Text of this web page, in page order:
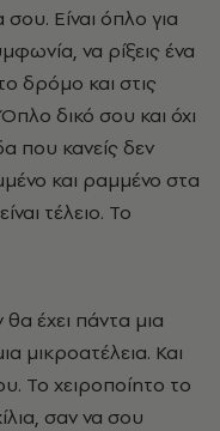
Είναι όπλο για
να ρίξεις ένα
δρόμο και στις
δικό σου και όχι
που κανείς δεν
και ραμμένο στα
τέλειο. Το
έχει πάντα μια
μικροατέλεια. Και
Το χειροποίητο το
σαν να σου